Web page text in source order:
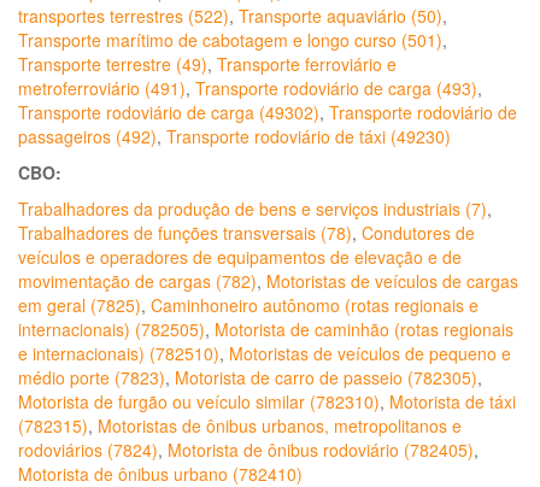
transportes terrestres (522), Transporte aquaviário (50),
Transporte marítimo de cabotagem e longo curso (501),
Transporte terrestre (49), Transporte ferroviário e
metroferroviário (491), Transporte rodoviário de carga (493),
Transporte rodoviário de carga (49302), Transporte rodoviário de
passageiros (492), Transporte rodoviário de táxi (49230)
CBO:
Trabalhadores da produção de bens e serviços industriais (7),
Trabalhadores de funções transversais (78), Condutores de
veículos e operadores de equipamentos de elevação e de
movimentação de cargas (782), Motoristas de veículos de cargas
em geral (7825), Caminhoneiro autônomo (rotas regionais e
internacionais) (782505), Motorista de caminhão (rotas regionais
e internacionais) (782510), Motoristas de veículos de pequeno e
médio porte (7823), Motorista de carro de passeio (782305),
Motorista de furgão ou veículo similar (782310), Motorista de táxi
(782315), Motoristas de ônibus urbanos, metropolitanos e
rodoviários (7824), Motorista de ônibus rodoviário (782405),
Motorista de ônibus urbano (782410)